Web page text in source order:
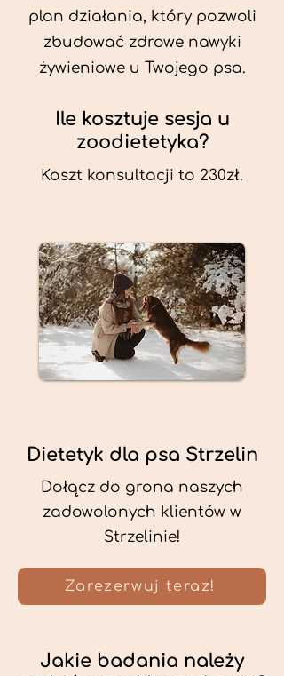
plan działania, który pozwoli
zbudować zdrowe nawyki
żywieniowe u Twojego psa.
Ile kosztuje sesja u
zoodietetyka?
Koszt konsultacji to 230zł.
Dietetyk dla psa Strzelin
Dołącz do grona naszych
zadowolonych klientów w
Strzelinie!
Zarezerwuj teraz!
Jakie badania należy